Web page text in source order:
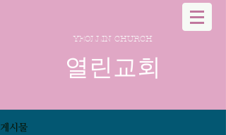
YEOLLIN CHURCH
열린교회
게시물